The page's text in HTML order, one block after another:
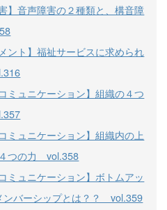
】音声障害の２種類と、構音障
ント】福祉サービスに求められ
ミュニケーション】組織の４つ
ミュニケーション】組織内の上
つの力 vol.358
ミュニケーション】ボトムアッ
ンバーシップとは？？ vol.359